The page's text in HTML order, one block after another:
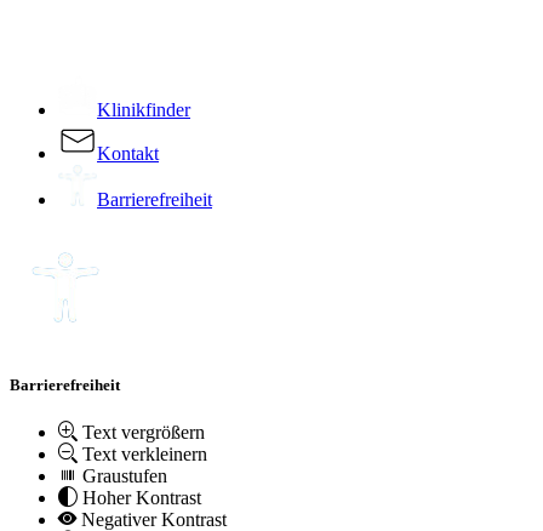
Klinikfinder
Kontakt
Barrierefreiheit
Barrierefreiheit
Text vergrößern
Text verkleinern
Graustufen
Hoher Kontrast
Negativer Kontrast